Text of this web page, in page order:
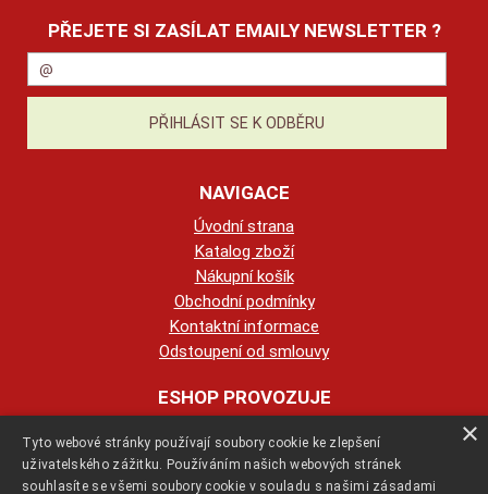
PŘEJETE SI ZASÍLAT EMAILY NEWSLETTER ?
NAVIGACE
Úvodní strana
Katalog zboží
Nákupní košík
Obchodní podmínky
Kontaktní informace
Odstoupení od smlouvy
ESHOP PROVOZUJE
123KRBY s.r.o.
×
Tyto webové stránky používají soubory cookie ke zlepšení
uživatelského zážitku. Používáním našich webových stránek
souhlasíte se všemi soubory cookie v souladu s našimi zásadami